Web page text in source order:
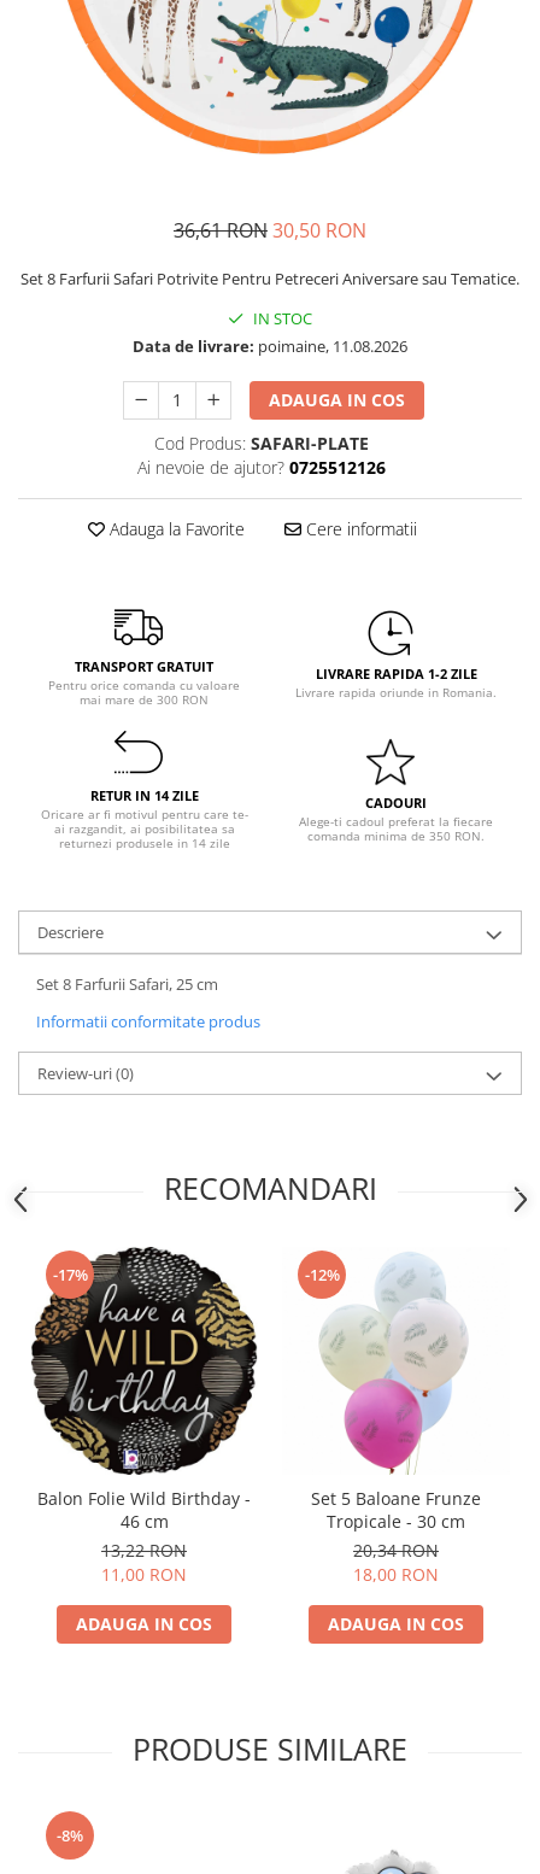
Confetti
Suflatori si Coifuri
Petrecere Star Wars
Petrecere Super Mario
Petrecere Supereroi
Petrecere LOL Surprise
Petrecere Mica Sirena
Petrecere Minnie Mouse
Petrecere Pisicute
Petrecere Printese Disney
Petrecere Unicorni
Petrecere Anii '20
Petrecere Mexicana
Petrecere Tropicala
Summer Party
Petrecere Majorat
Petrecere 30 ani
Petrecere 40 Ani
Petrecere 50 ani
Anul Nou
Gender Reveal
Baby Shower
Botez
Halloween
Nunta
Petrecerea Burlacitelor
Petreceri Aniversare
Valentine's Day
36,61 RON30,50 RON
Set 8 Farfurii Safari Potrivite Pentru Petreceri Aniversare sau Tematice.
IN STOC
Data de livrare: poimaine, 11.08.2026
ADAUGA IN COS
Cod Produs: SAFARI-PLATE
Ai nevoie de ajutor? 0725512126
Adauga la Favorite Cere informatii
TRANSPORT GRATUIT
Pentru orice comanda cu valoare
mai mare de 300 RON
LIVRARE RAPIDA 1-2 ZILE
Livrare rapida oriunde in Romania.
RETUR IN 14 ZILE
Oricare ar fi motivul pentru care te-
ai razgandit, ai posibilitatea sa
returnezi produsele in 14 zile
CADOURI
Alege-ti cadoul preferat la fiecare
comanda minima de 350 RON.
Descriere
Set 8 Farfurii Safari, 25 cm
Informatii conformitate produs
Review-uri(0)
RECOMANDARI
-17%
Balon Folie Wild Birthday -
46 cm
13,22 RON
11,00 RON
ADAUGA IN COS
-12%
Set 5 Baloane Frunze
Tropicale - 30 cm
20,34 RON
18,00 RON
ADAUGA IN COS
PRODUSE SIMILARE
-8%